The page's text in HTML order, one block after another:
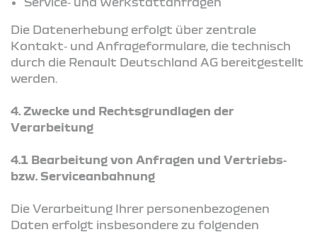
Die Datenerhebung erfolgt über zentrale
Kontakt‑ und Anfrageformulare, die technisch
durch die Renault Deutschland AG bereitgestellt
werden.
4. Zwecke und Rechtsgrundlagen der
Verarbeitung
4.1 Bearbeitung von Anfragen und Vertriebs‑
bzw. Serviceanbahnung
Die Verarbeitung Ihrer personenbezogenen
Daten erfolgt insbesondere zu folgenden